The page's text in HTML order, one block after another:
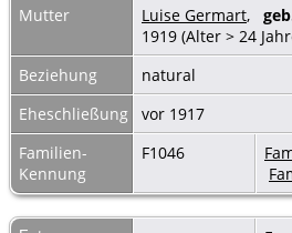
Mutter
Luise Germart,
1919 (Alter > 24
Beziehung
natural
Eheschließung
vor 1917
Familien-
Kennung
F1046